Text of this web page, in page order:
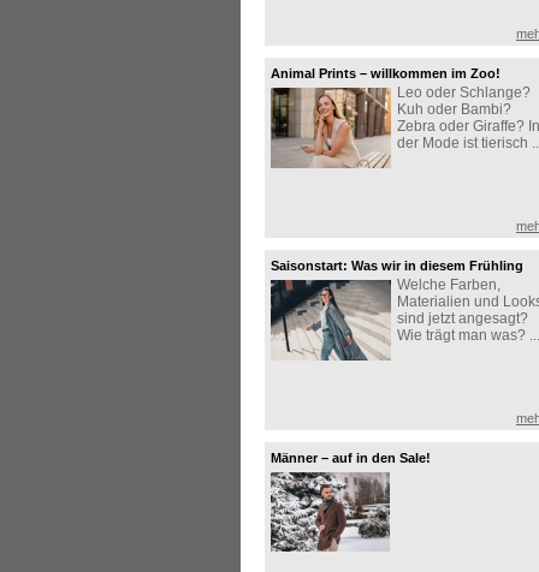
Animal Prints – willkommen im Zoo!
Leo oder Schlange?
Kuh oder Bambi?
Zebra oder Giraffe? In
der Mode ist tierisch
Saisonstart: Was wir in diesem Frühling
lieben!
Welche Farben,
Materialien und
sind jetzt angesagt?
Wie trägt man was? ...
Männer – auf in den Sale!